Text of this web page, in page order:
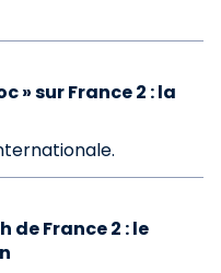
» sur France 2 : la
de France 2 : le